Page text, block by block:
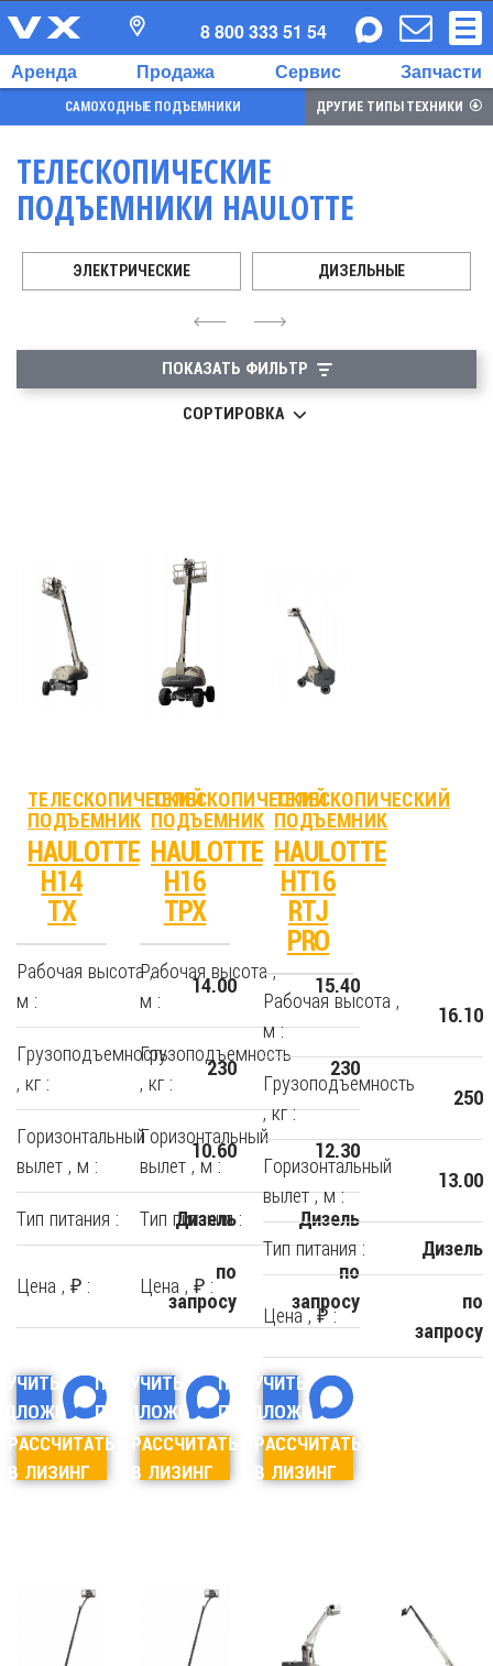
Аренда Продажа Сервис Запчасти
8 800 333 51 54
САМОХОДНЫЕ ПОДЪЕМНИКИ ДРУГИЕ ТИПЫ ТЕХНИКИ
ТЕЛЕСКОПИЧЕСКИЕ
ПОДЪЕМНИКИ HAULOTTE
4
ЭЛЕКТРИЧЕСКИЕ ДИЗЕЛЬНЫЕ
6
ПОКАЗАТЬ ФИЛЬТР
СОРТИРОВКА
ТЕЛЕСКОПИЧЕСКИЙ
ПОДЪЕМНИК
HAULOTTE
H14
TX
Рабочая высота ,
м :
14.00
Грузоподъемность
, кг :
230
Горизонтальный
вылет , м :
10.60
Тип питания : Дизель
Цена , ₽ :
по
запросу
РАССЧИТАТЬ
В ЛИЗИНГ
ТЕЛЕСКОПИЧЕСКИЙ
ПОДЪЕМНИК
HAULOTTE
H16
TPX
Рабочая высота ,
м :
15.40
Грузоподъемность
, кг :
230
Горизонтальный
вылет , м :
12.30
Тип питания : Дизель
Цена , ₽ :
по
запросу
ПОЛУЧИТЬ
ПРЕДЛОЖЕНИЕ
РАССЧИТАТЬ
В ЛИЗИНГ
ТЕЛЕСКОПИЧЕСКИЙ
ПОДЪЕМНИК
HAULOTTE
HT16
RTJ
PRO
Рабочая высота ,
м :
16.10
Грузоподъемность
, кг :
250
Горизонтальный
вылет , м :
13.00
Тип питания : Дизель
Цена , ₽ :
по
запросу
ПОЛУЧИТЬ
ПРЕДЛОЖЕНИЕ
РАССЧИТАТЬ
В ЛИЗИНГ